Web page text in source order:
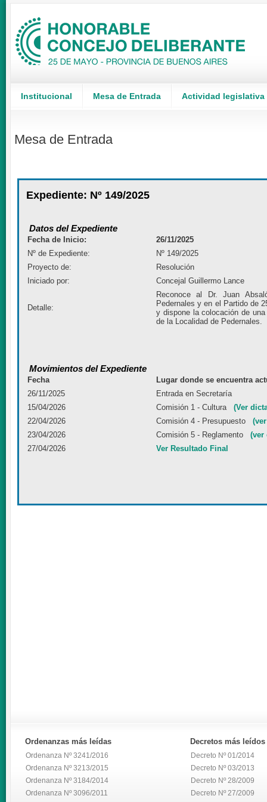
Institucional Mesa de Entrada Actividad legislativa
Mesa de Entrada
Expediente: Nº 149/2025
Datos del Expediente
Fecha de Inicio:
26/11/2025
Nº de Expediente:
Nº 149/2025
Proyecto de:
Resolución
Iniciado por:
Concejal Guillermo Lance
Detalle:
Reconoce al Dr. Juan
Pedernales y en el Partido de
y dispone la colocación de
de la Localidad de Pedernales.
Movimientos del Expediente
Fecha
Lugar donde se encuentra
26/11/2025
Entrada en Secretaría
15/04/2026
Comisión 1 - Cultura (Ver
22/04/2026
Comisión 4 - Presupuesto
23/04/2026
Comisión 5 - Reglamento (ver
27/04/2026
Ver Resultado Final
Ordenanzas más leídas
Ordenanza Nº 3241/2016
Ordenanza Nº 3213/2015
Ordenanza Nº 3184/2014
Ordenanza Nº 3096/2011
Decretos más leídos
Decreto Nº 01/2014
Decreto Nº 03/2013
Decreto Nº 28/2009
Decreto Nº 27/2009